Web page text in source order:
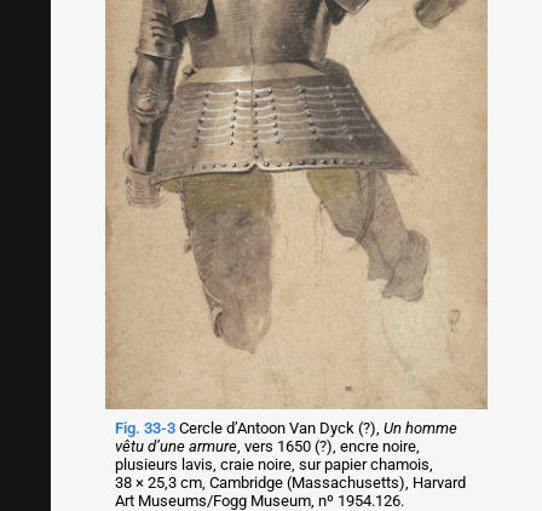
Fig. 33-3 Cercle d’Antoon Van Dyck (?),Un homme
vêtu d’une armure , vers 1650 (?), encre noire,
plusieurs lavis, craie noire, sur papier chamois,
38 × 25,3 cm, Cambridge (Massachusetts), Harvard
Art Museums/Fogg Museum, nº 1954.126.